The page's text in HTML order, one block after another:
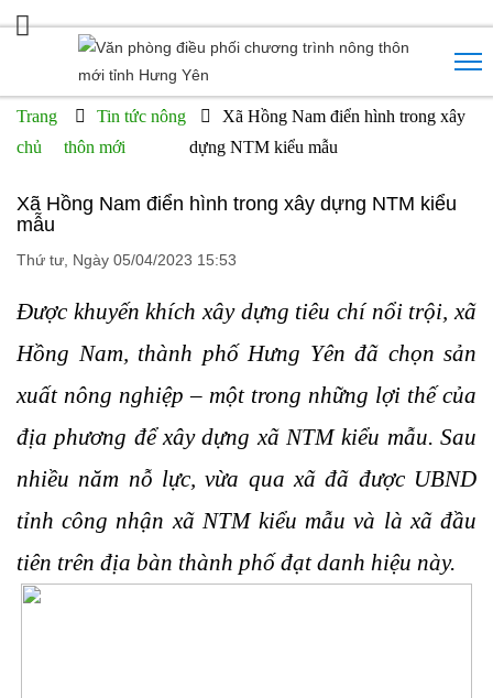
Trang
chủ
Tin tức nông
thôn mới
Xã Hồng Nam điển hình trong xây
dựng NTM kiểu mẫu
Xã Hồng Nam điển hình trong xây dựng NTM kiểu
mẫu
Thứ tư, Ngày 05/04/2023 15:53
Được khuyến khích xây dựng tiêu chí nổi trội, xã
Hồng Nam, thành phố Hưng Yên đã chọn sản
xuất nông nghiệp – một trong những lợi thế của
địa phương để xây dựng xã NTM kiểu mẫu. Sau
nhiều năm nỗ lực, vừa qua xã đã được UBND
tỉnh công nhận xã NTM kiểu mẫu và là xã đầu
tiên trên địa bàn thành phố đạt danh hiệu này.